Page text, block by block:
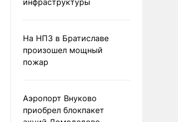
инфраструктуры
На НПЗ в Братиславе
произошел мощный
пожар
Аэропорт Внуково
приобрел блокпакет